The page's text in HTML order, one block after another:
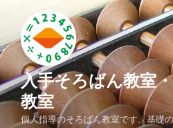
テ
ン
ツ
へ
ス
入手そろばん教室
教室
個人指導のそろばん教室です。基礎